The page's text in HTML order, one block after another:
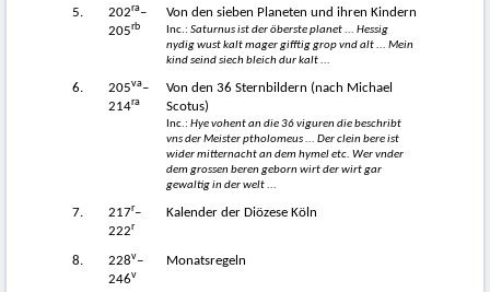
5. 202ra–
205rb
Von den sieben Planeten und ihren Kindern
Inc.: Saturnus ist der öberste planet ... Hessig
nydig wust kalt mager gifftig grop vnd alt ... Mein
kind seind siech bleich dur kalt ...
6. 205va–
214ra
Von den 36 Sternbildern (nach Michael
Scotus)
Inc.: Hye vohent an die 36 viguren die beschribt
vns der Meister ptholomeus ... Der clein bere ist
wider mitternacht an dem hymel etc. Wer vnder
dem grossen beren geborn wirt der wirt gar
gewaltig in der welt ...
7. 217r–
222r
Kalender der Diözese Köln
8. 228v–
246v
Monatsregeln